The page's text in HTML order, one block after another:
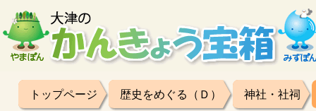
トップページ 歴史をめぐる（Ｄ） 神社・社祠